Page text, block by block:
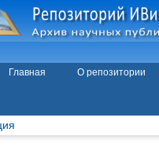
Главная О репозитории